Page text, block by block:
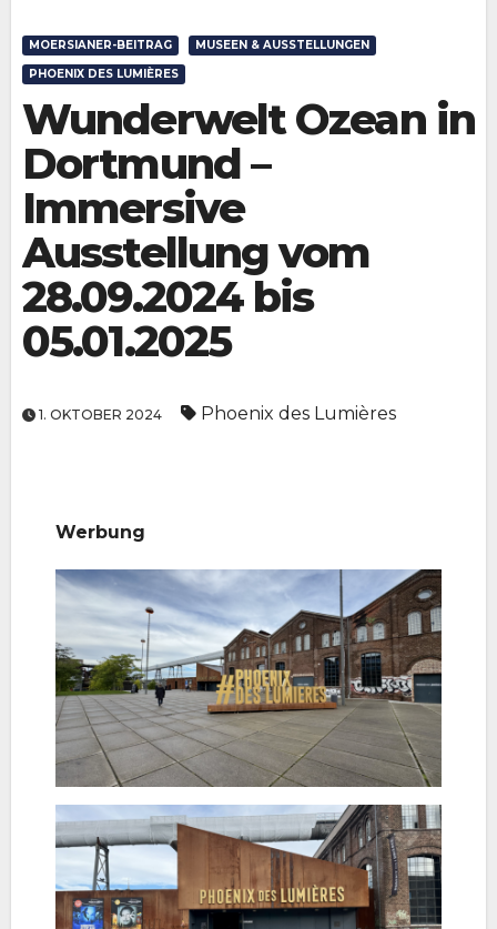
MOERSIANER-BEITRAG
MUSEEN & AUSSTELLUNGEN
PHOENIX DES LUMIÈRES
Wunderwelt Ozean in
Dortmund –
Immersive
Ausstellung vom
28.09.2024 bis
05.01.2025
1. OKTOBER 2024 Phoenix des Lumières
Werbung